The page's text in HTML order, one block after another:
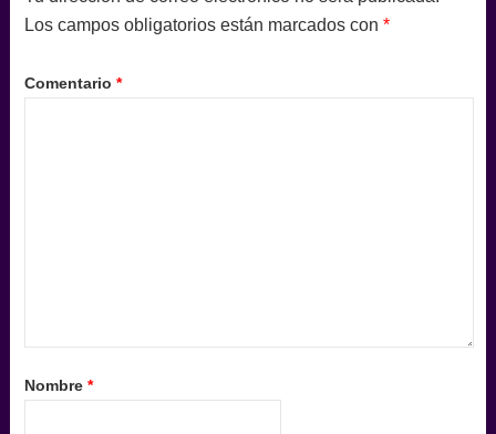
Los campos obligatorios están marcados con *
Comentario *
Nombre *